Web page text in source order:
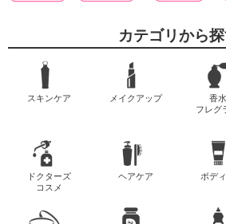
カテゴリから
スキンケア メイクアップ
香水
フレグ
ドクターズ
コスメ
ヘアケア ボデ